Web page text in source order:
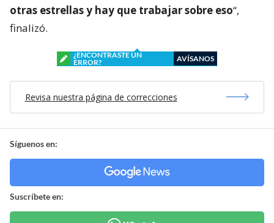
otras estrellas y hay que trabajar sobre eso“,
finalizó.
¿ENCONTRASTE UN
ERROR?
AVÍSANOS
Revisa nuestra página de correcciones
Síguenos en:
Suscríbete en: